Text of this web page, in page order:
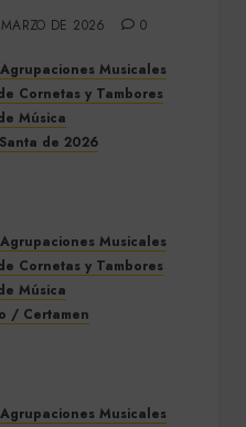
DE 2026 0
Agrupaciones Musicales
Cornetas y Tambores
Música
de 2026
DE 2026 0
Agrupaciones Musicales
Cornetas y Tambores
Música
/ Certamen
Agrupaciones Musicales